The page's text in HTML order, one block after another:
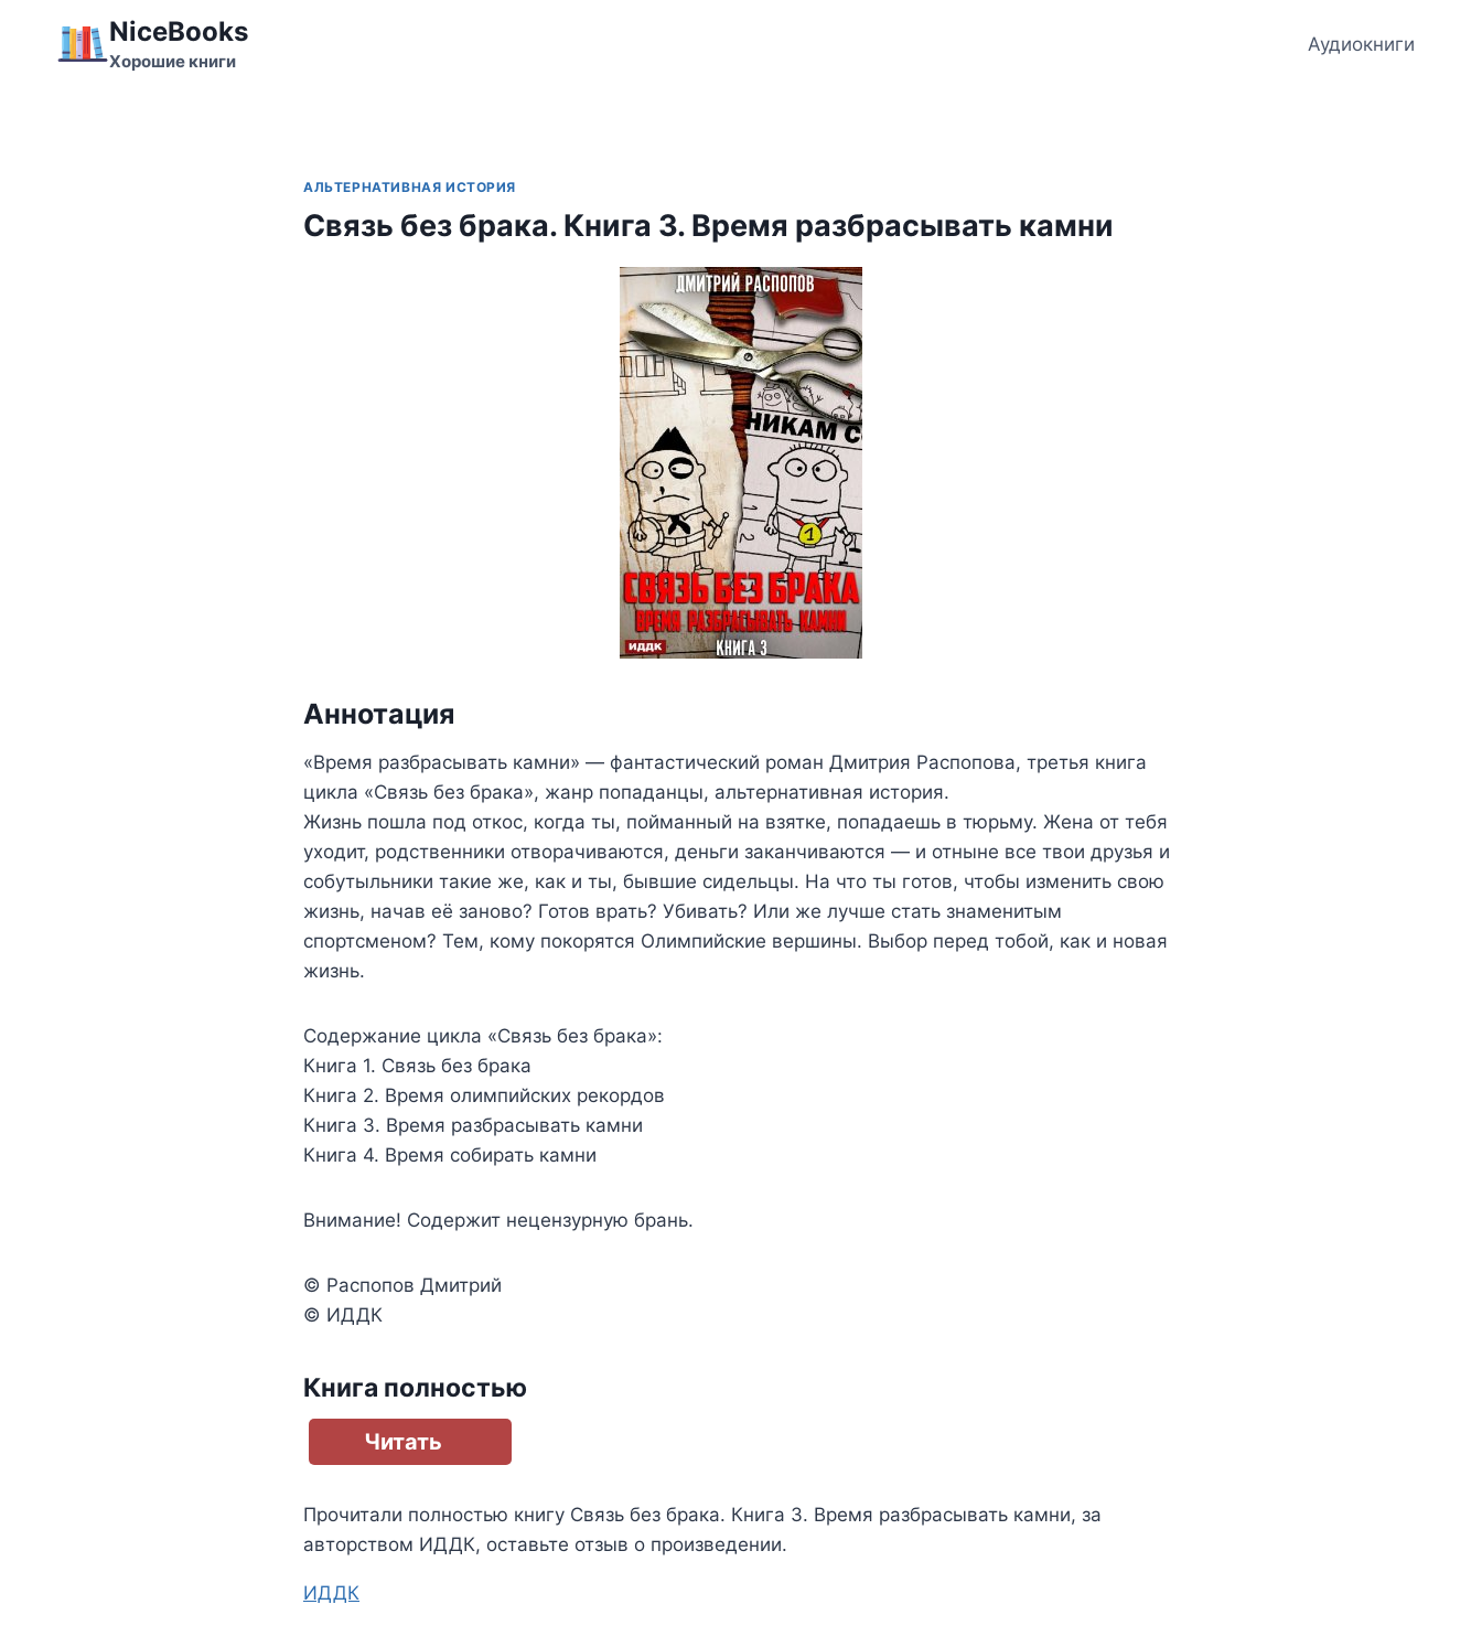
содержимому
NiceBooks
Хорошие книги
Аудиокниги
АЛЬТЕРНАТИВНАЯ ИСТОРИЯ
Связь без брака. Книга 3. Время разбрасывать камни
Аннотация
«Время разбрасывать камни» — фантастический роман Дмитрия Распопова, третья книга
цикла «Связь без брака», жанр попаданцы, альтернативная история.
Жизнь пошла под откос, когда ты, пойманный на взятке, попадаешь в тюрьму. Жена от тебя
уходит, родственники отворачиваются, деньги заканчиваются — и отныне все твои друзья и
собутыльники такие же, как и ты, бывшие сидельцы. На что ты готов, чтобы изменить свою
жизнь, начав её заново? Готов врать? Убивать? Или же лучше стать знаменитым
спортсменом? Тем, кому покорятся Олимпийские вершины. Выбор перед тобой, как и новая
жизнь.
Содержание цикла «Связь без брака»:
Книга 1. Связь без брака
Книга 2. Время олимпийских рекордов
Книга 3. Время разбрасывать камни
Книга 4. Время собирать камни
Внимание! Содержит нецензурную брань.
© Распопов Дмитрий
© ИДДК
Книга полностью
Читать
Прочитали полностью книгу Связь без брака. Книга 3. Время разбрасывать камни, за
авторством ИДДК, оставьте отзыв о произведении.
Метки
ИДДК